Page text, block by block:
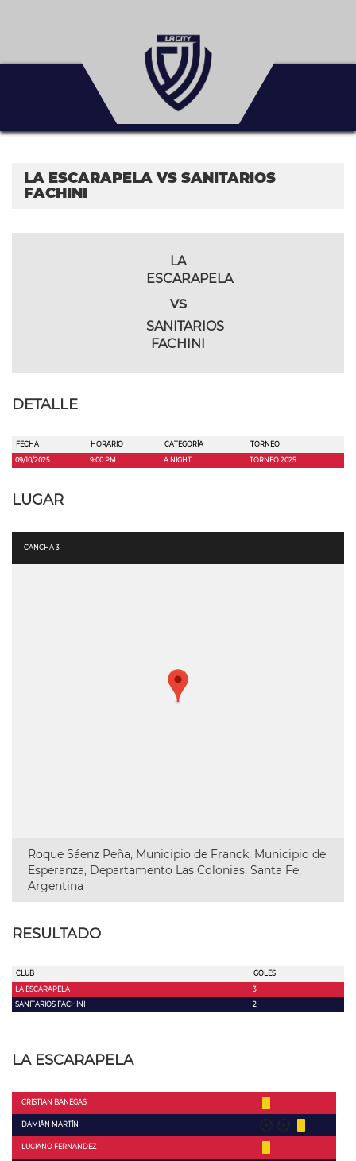
LA ESCARAPELA VS SANITARIOS
FACHINI
LA
ESCARAPELA
vs
SANITARIOS
FACHINI
DETALLE
FECHA HORARIO CATEGORÍA
TORNEO
09/10/2025
9:00 PM A NIGHT TORNEO 2025
LUGAR
CANCHA 3
Roque Sáenz Peña, Municipio de Franck, Municipio de
Esperanza, Departamento Las Colonias, Santa Fe,
Argentina
RESULTADO
CLUB
GOLES
LA ESCARAPELA
3
SANITARIOS FACHINI
2
LA ESCARAPELA
CRISTIAN BANEGAS
DAMIÁN MARTÍN
LUCIANO FERNANDEZ